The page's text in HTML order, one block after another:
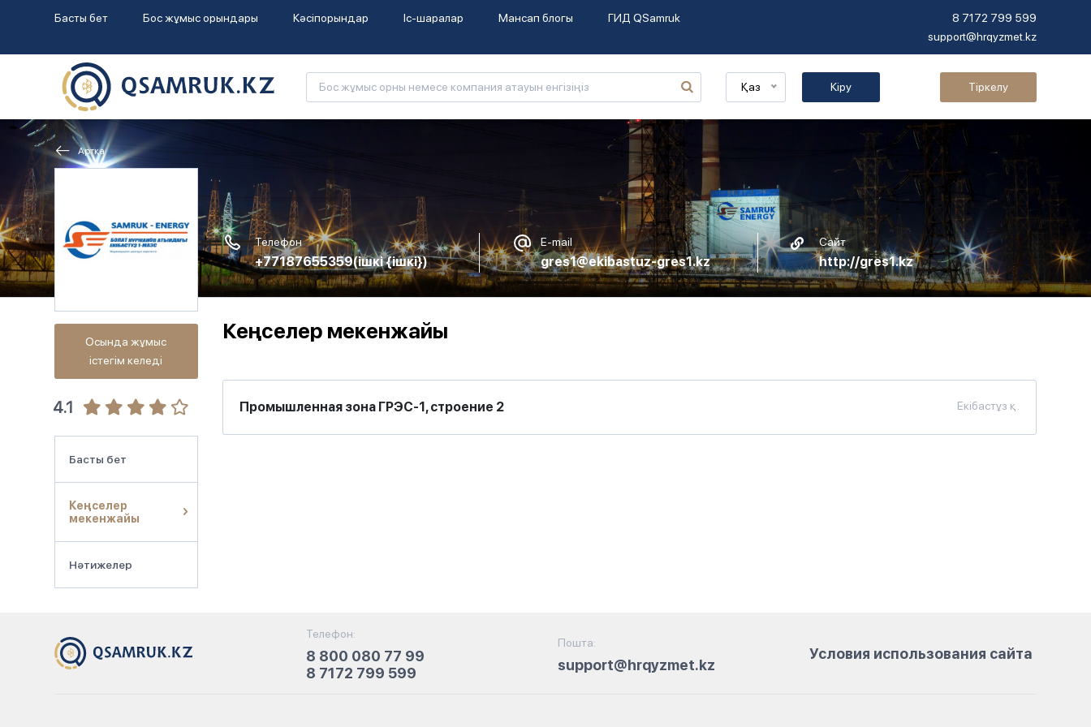
Басты бет Бос жұмыс орындары Кәсіпорындар Іс-шаралар Мансап блогы ГИД QSamruk
8 7172 799 599
support@hrqyzmet.kz
Қаз Кіру Тіркелу
Артқа
Телефон
+77187655359(ішкі {ішкі})
E-mail
gres1@ekibastuz-gres1.kz
Сайт
http://gres1.kz
Осында жұмыс
істегім келеді
4.1
Басты бет
Кеңселер
мекенжайы
Нәтижелер
Кеңселер мекенжайы
Промышленная зона ГРЭС-1, строение 2 Екібастұз қ.
Телефон:
8 800 080 77 99
8 7172 799 599
Пошта:
support@hrqyzmet.kz
Условия использования сайта